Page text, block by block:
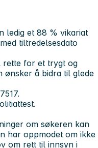
ledig et 88 % vikariat
tiltredelsesdato
rette for et trygt og
ønsker å bidra til glede
om søkeren kan
har oppmodet om ikke
om rett til innsyn i